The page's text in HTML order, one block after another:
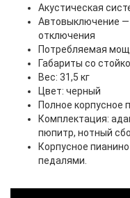
Акустическая
Автовыключение —
отключения
Потребляемая
Габариты со
Вес: 31,5 кг
Цвет: черный
Полное корпусное
Комплектация:
пюпитр, нотный
Корпусное
педалями.